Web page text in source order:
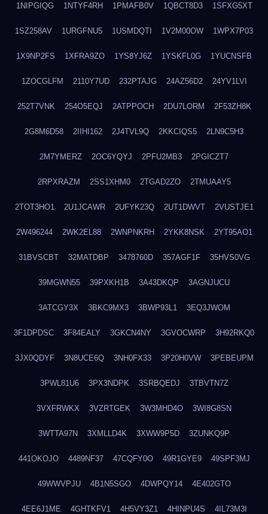
1NIPGIQG 1NTYF4RH 1PMAFB0V 1QBCT8D3 1SFXG5XT
1SZ258AV 1URGFNU5 1USMDQTI 1V2M00OW 1WPX7P03
1X9NP2FS 1XFRA9ZO 1YS8YJ6Z 1YSKFL0G 1YUCNSFB
1ZOCGLFM 2110Y7UD 232PTAJG 24AZ56D2 24YV1LVI
252T7VNK 254O5EQJ 2ATPPOCH 2DU7LORM 2F53ZH8K
2G8M6D58 2IIHI162 2J4TVL9Q 2KKCIQS5 2LN9C5H3
2M7YMERZ 2OC6YQYJ 2PFU2MB3 2PGICZT7
2RPXRAZM 2SS1XHM0 2TGAD2ZO 2TMUAAY5
2TOT3HO1 2U1JCAWR 2UFYK23Q 2UT1DWVT 2VUSTJE1
2W496244 2WK2EL88 2WNPNKRH 2YKK8NSK 2YT95AO1
31BVSCBT 32MATDBP 3478760D 357AGF1F 35HVS0VG
39MGWN55 39PXKH1B 3A43DKQP 3AGNJUCU
3ATCGY3X 3BKC9MX3 3BWP93L1 3EQ3JWOM
3F1DPDSC 3F84EALY 3GKCN4NY 3GVOCWRP 3H92RKQ0
3JX0QDYF 3N8UCE6Q 3NH0FX33 3P20H0VW 3PEBEUPM
3PWL81U6 3PX3NDPK 3SRBQEDJ 3TBVTN7Z
3VXFRWKX 3VZRTGEK 3W3MHD4O 3WI8G8SN
3WTTA97N 3XMLLD4K 3XWW9P5D 3ZUNKQ9P
441OKOJO 4489NF37 47CQFY0O 49R1GYE9 49SPF3MJ
49WWVPJU 4B1N5SGO 4DWPQY14 4E402GTO
4EE6J1ME 4GHTKFV1 4H5VY3Z1 4HINPU4S 4IL73M3I